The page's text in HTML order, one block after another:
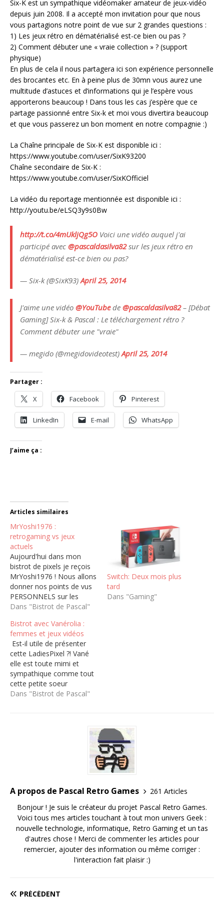
Six-K est un sympathique vidéomaker amateur de jeux-vidéo
depuis juin 2008. Il a accepté mon invitation pour que nous
vous partagions notre point de vue sur 2 grandes questions :
1) Les jeux rétro en dématérialisé est-ce bien ou pas ?
2) Comment débuter une « vraie collection » ? (support
physique)
En plus de cela il nous partagera ici son expérience personnelle
des brocantes etc. En à peine plus de 30mn vous aurez une
multitude d’astuces et d’informations qui je l’espère vous
apporterons beaucoup ! Dans tous les cas j’espère que ce
partage passionné entre Six-k et moi vous divertira beaucoup
et que vous passerez un bon moment en notre compagnie :)
La Chaîne principale de Six-K est disponible ici :
https://www.youtube.com/user/SixK93200
Chaîne secondaire de Six-K :
https://www.youtube.com/user/SixKOfficiel
La vidéo du reportage mentionnée est disponible ici :
http://youtu.be/eLSQ3y9s0Bw
http://t.co/4mUkljQg5O Voici une vidéo auquel j'ai
participé avec @pascaldasilva82sur les jeux rétro en
dématérialisé est-ce bien ou pas?
— Six-k (@SixK93)April 25, 2014
J'aime une vidéo @YouTubede @pascaldasilva82– [Débat
Gaming] Six-k & Pascal : Le téléchargement rétro ?
Comment débuter une "vraie"
— megido (@megidovideotest)April 25, 2014
Partager :
X Facebook Pinterest
LinkedIn E-mail WhatsApp
J’aime ça :
Articles similaires
MrYoshi1976 :
retrogaming vs jeux
actuels
Aujourd'hui dans mon
bistrot de pixels je reçois
MrYoshi1976 ! Nous allons
donner nos points de vus
PERSONNELS sur les
différences dans le jeu
:) Je precise que je n'ai rien
préparé comme à mon
habitude et que le principe
de l'émission n'est pas de
faire…
Dans "Bistrot de Pascal"
Switch: Deux mois plus
tard
Dans "Gaming"
Bistrot avec Vanérolia :
femmes et jeux vidéos
Est-il utile de présenter
cette LadiesPixel ?! Vané
elle est toute mimi et
sympathique comme tout
cette petite soeur
geekette du jeu vidéo. Et
Dans "Bistrot de Pascal"
A propos de Pascal Retro Games
261 Articles
Bonjour ! Je suis le créateur du projet Pascal Retro Games.
Voici tous mes articles touchant à tout mon univers Geek :
nouvelle technologie, informatique, Retro Gaming et un tas
d'autres chose ! Merci de commenter les articles pour
remercier, ajouter des information ou même corriger :
l'interaction fait plaisir :)
PRÉCÉDENT